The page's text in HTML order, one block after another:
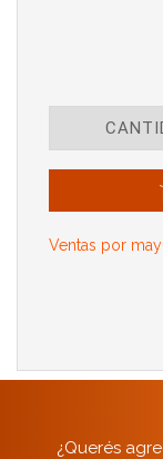
Ventas por
¿Querés